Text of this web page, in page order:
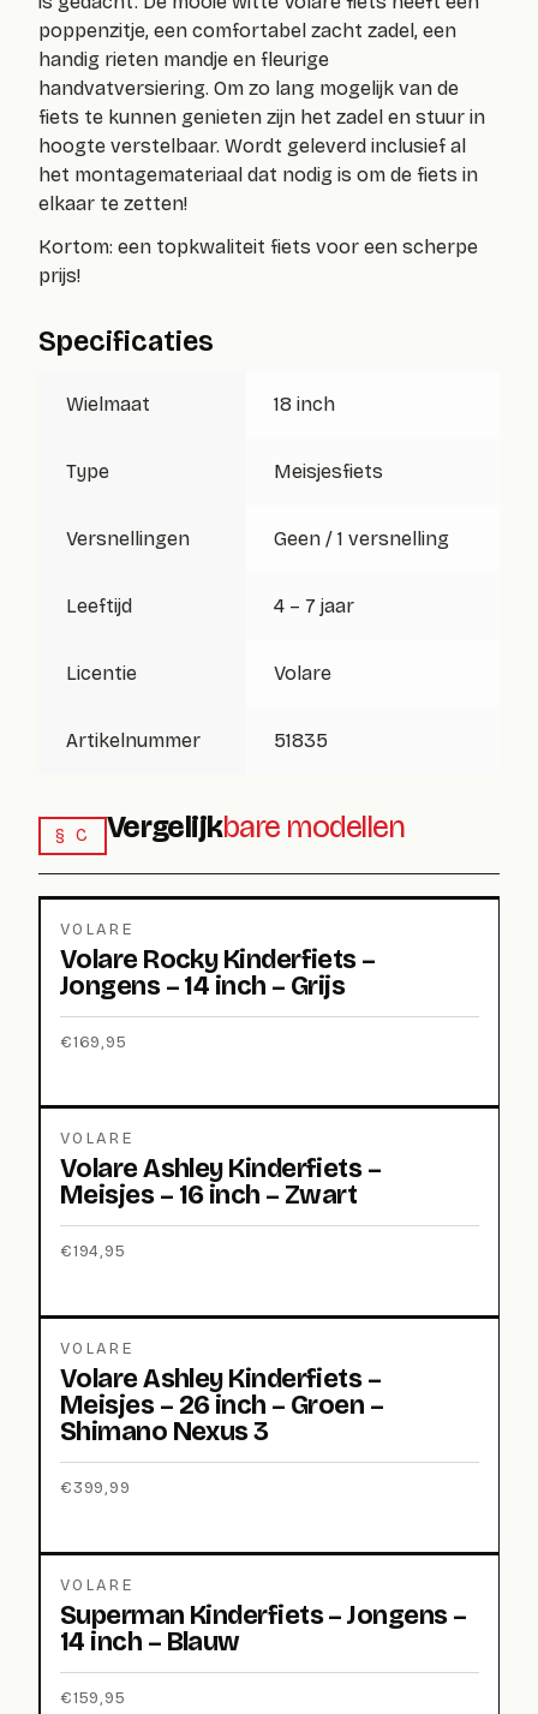
poppenzitje, een comfortabel zacht zadel, een
handig rieten mandje en fleurige
handvatversiering. Om zo lang mogelijk van de
fiets te kunnen genieten zijn het zadel en stuur in
hoogte verstelbaar. Wordt geleverd inclusief al
het montagemateriaal dat nodig is om de fiets in
elkaar te zetten!
Kortom: een topkwaliteit fiets voor een scherpe
prijs!
Specificaties
Wielmaat 18 inch
Type Meisjesfiets
Versnellingen Geen / 1 versnelling
Leeftijd 4 – 7 jaar
Licentie Volare
Artikelnummer 51835
§ C Vergelijkbare modellen
VOLARE
Volare Rocky Kinderfiets –
Jongens – 14 inch – Grijs
€169,95
VOLARE
Volare Ashley Kinderfiets –
Meisjes – 16 inch – Zwart
€194,95
VOLARE
Volare Ashley Kinderfiets –
Meisjes – 26 inch – Groen –
Shimano Nexus 3
€399,99
VOLARE
Superman Kinderfiets – Jongens –
14 inch – Blauw
€159,95